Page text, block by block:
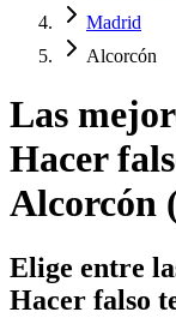
Madrid
Alcorcón
Las
Hacer
Alcorcón
Elige entre
Hacer falso